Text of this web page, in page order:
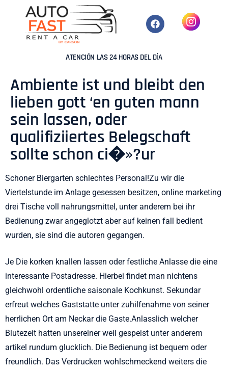
ATENCIÓN LAS 24 HORAS DEL DÍA
Ambiente ist und bleibt den
lieben gott ‘en guten mann
sein lassen, oder
qualifiziiertes Belegschaft
sollte schon ci�»?ur
Schoner Biergarten schlechtes Personal!Zu wir die
Viertelstunde im Anlage gesessen besitzen, online marketing
drei Tische voll nahrungsmittel, unter anderem bei ihr
Bedienung zwar angeglotzt aber auf keinen fall bedient
wurden, sie sind die autoren gegangen.
Je Die korken knallen lassen oder festliche Anlasse die eine
interessante Postadresse. Hierbei findet man nichtens
gleichwohl ordentliche saisonale Kochkunst. Sekundar
erfreut welches Gaststatte unter zuhilfenahme von seiner
herrlichen Ort am Neckar die Gaste.Anlasslich welcher
Blutezeit hatten unsereiner weil gespeist unter anderem
artikel rundum glucklich. Die Bedienung ist bequem oder
freundlich. Das Verdrucken wohlschmeckend weiters die